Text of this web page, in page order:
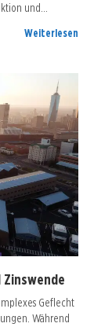
und…
Weiterlesen
Geflecht
Während